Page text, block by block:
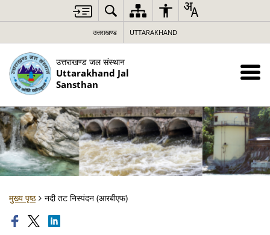
उत्तराखण्ड UTTARAKHAND
उत्तराखण्ड जल संस्थान
Uttarakhand Jal
Sansthan
मुख्य पृष्ठ नदी तट निस्पंदन (आरबीएफ)